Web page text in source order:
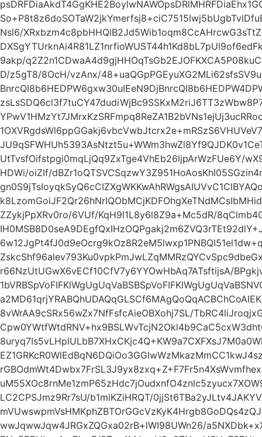
Nsl6/
9akp/
D/z5gT8/8OcH/vzAnx/
UtTvsfOifstpgi0mqLjQq9ZxTge4VhEb26ljpArWzFUe6Y/
HDWi/oiZIf/
ZZykjPpXRv0ro/6VUf/KqH9l1L8y6l8Z9a+Mc5dR/
r66NzUtUGwX6vECf10CfV7y6YYOwHbAq7ATsftijsA/
8vWrAA9cSRx56wZx7NfFsfcAieOBXohj7SL/
LC2CPSJmz9Rr7sU/b1miKZiHRQT/
wwJqwwJqw4JRGxZQGxa02rB+lWI98UWn26/